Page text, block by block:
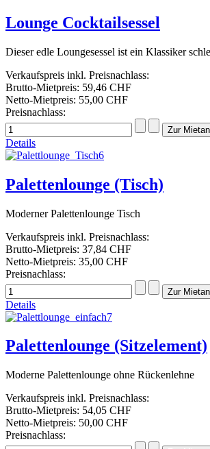
Lounge Cocktailsessel
Dieser edle Loungesessel ist ein Klassiker
Verkaufspreis inkl. Preisnachlass:
Brutto-Mietpreis: 59,46 CHF
Netto-Mietpreis: 55,00 CHF
Preisnachlass:
Details
Palettenlounge (Tisch)
Moderner Palettenlounge Tisch
Verkaufspreis inkl. Preisnachlass:
Brutto-Mietpreis: 37,84 CHF
Netto-Mietpreis: 35,00 CHF
Preisnachlass:
Details
Palettenlounge (Sitzelement)
Moderne Palettenlounge ohne Rückenlehne
Verkaufspreis inkl. Preisnachlass:
Brutto-Mietpreis: 54,05 CHF
Netto-Mietpreis: 50,00 CHF
Preisnachlass: